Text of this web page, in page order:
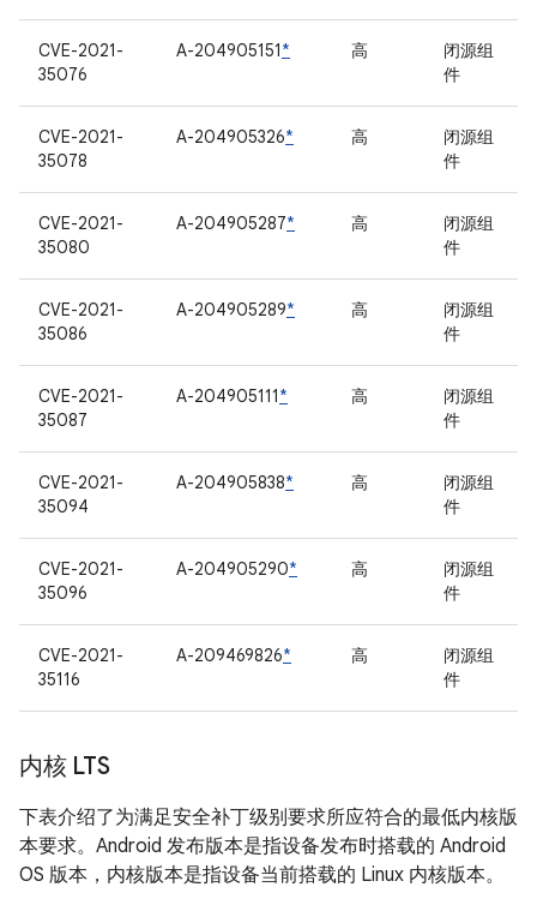
CVE-2021-
35076
A-204905151* 高
闭源组
件
CVE-2021-
35078
A-204905326* 高
闭源组
件
CVE-2021-
35080
A-204905287* 高
闭源组
件
CVE-2021-
35086
A-204905289* 高
闭源组
件
CVE-2021-
35087
A-204905111* 高
闭源组
件
CVE-2021-
35094
A-204905838* 高
闭源组
件
CVE-2021-
35096
A-204905290* 高
闭源组
件
CVE-2021-
35116
A-209469826* 高
闭源组
件
内核 LTS
下表介绍了为满足安全补丁级别要求所应符合的最低内核版
本要求。Android 发布版本是指设备发布时搭载的 Android
OS 版本，内核版本是指设备当前搭载的 Linux 内核版本。